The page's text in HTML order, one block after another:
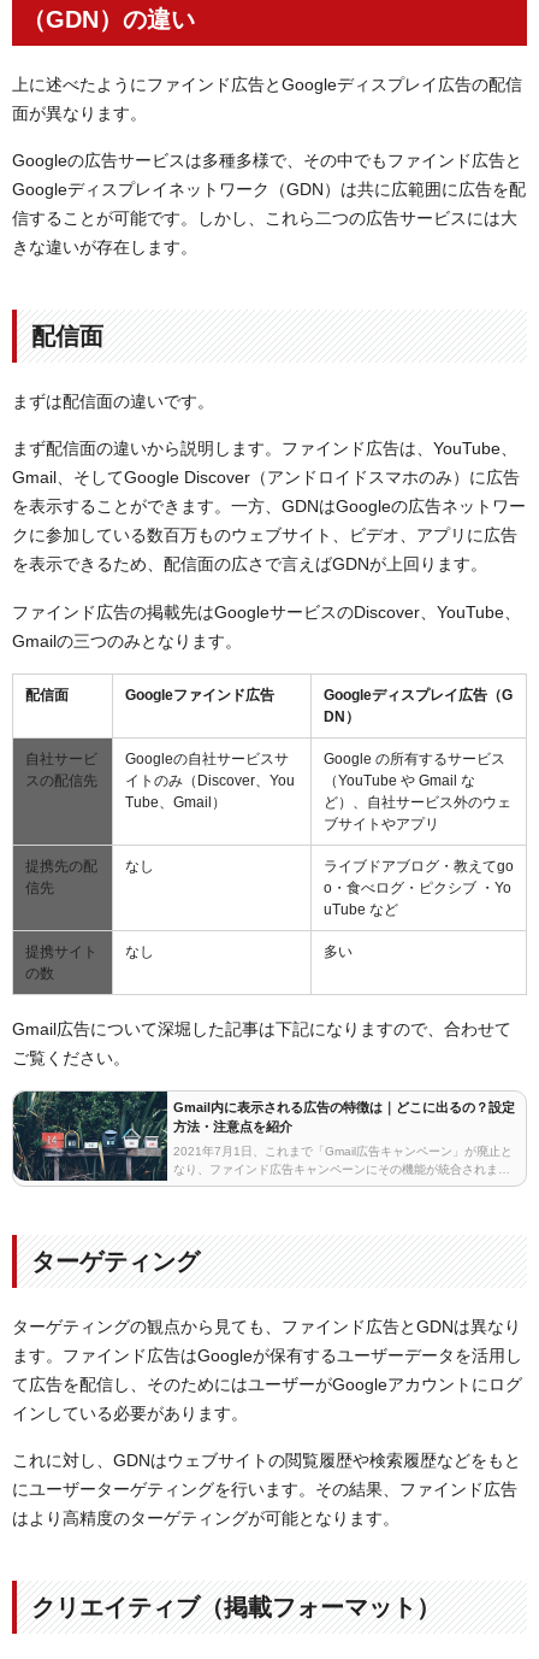
（GDN）の違い
上に述べたようにファインド広告とGoogleディスプレイ広告の配信
面が異なります。
Googleの広告サービスは多種多様で、その中でもファインド広告と
Googleディスプレイネットワーク（GDN）は共に広範囲に広告を配
信することが可能です。しかし、これら二つの広告サービスには大
きな違いが存在します。
配信面
まずは配信面の違いです。
まず配信面の違いから説明します。ファインド広告は、YouTube、
Gmail、そしてGoogle Discover（アンドロイドスマホのみ）に広告
を表示することができます。一方、GDNはGoogleの広告ネットワー
クに参加している数百万ものウェブサイト、ビデオ、アプリに広告
を表示できるため、配信面の広さで言えばGDNが上回ります。
ファインド広告の掲載先はGoogleサービスのDiscover、YouTube、
Gmailの三つのみとなります。
配信面 Googleファインド広告
Googleディスプレイ広告（G
DN）
自社サービ
スの配信先
Googleの自社サービスサ
イトのみ（Discover、You
Tube、Gmail）
Google の所有するサービス
（YouTube や Gmail な
ど）、自社サービス外のウェ
ブサイトやアプリ
提携先の配
信先
なし
ライブドアブログ・教えてgo
o・食べログ・ピクシブ ・Yo
uTube など
提携サイト
の数
なし 多い
Gmail広告について深堀した記事は下記になりますので、合わせて
ご覧ください。
Gmail内に表示される広告の特徴は｜どこに出るの？設定
方法・注意点を紹介
2021年7月1日、これまで「Gmail広告キャンペーン」が廃止と
なり、ファインド広告キャンペーンにその機能が統合されまし
た。ファインド広告の詳細については、下記記事をご覧くださ
ターゲティング
ターゲティングの観点から見ても、ファインド広告とGDNは異なり
ます。ファインド広告はGoogleが保有するユーザーデータを活用し
て広告を配信し、そのためにはユーザーがGoogleアカウントにログ
インしている必要があります。
これに対し、GDNはウェブサイトの閲覧履歴や検索履歴などをもと
にユーザーターゲティングを行います。その結果、ファインド広告
はより高精度のターゲティングが可能となります。
クリエイティブ（掲載フォーマット）